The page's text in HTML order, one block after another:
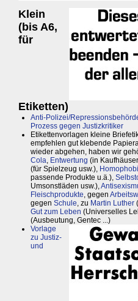
Klein
(bis A6,
für
Etiketten)
Anti-Polizei/
Prozess gegen Justizkritiker
Etikettenvorlagen kleine
empfehlen gut klebende
wieder abgehen, haben wir
Cola, Entwertung (in
(für Spielzeug usw.),
passende Produkte u.ä.),
Umsonstläden usw.),
Fleischprodukte, gegen
gegen Schule, zu Martin Luther
Gut zum Leben (Universelles
(Ausbeutung, Gentec ...)
Vorlage
zu Justiz-
und